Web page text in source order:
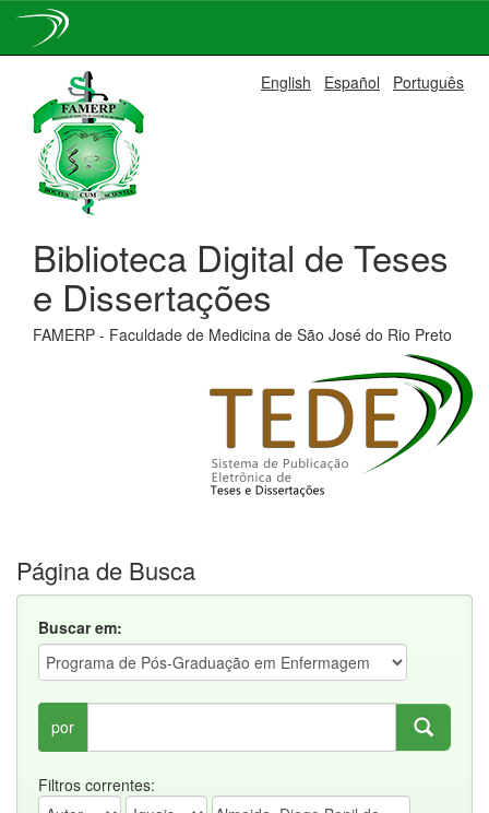
navigation
English Español Português
Biblioteca Digital de Teses
e Dissertações
FAMERP - Faculdade de Medicina de São José do Rio Preto
Página de Busca
Buscar em:
por
Filtros correntes: